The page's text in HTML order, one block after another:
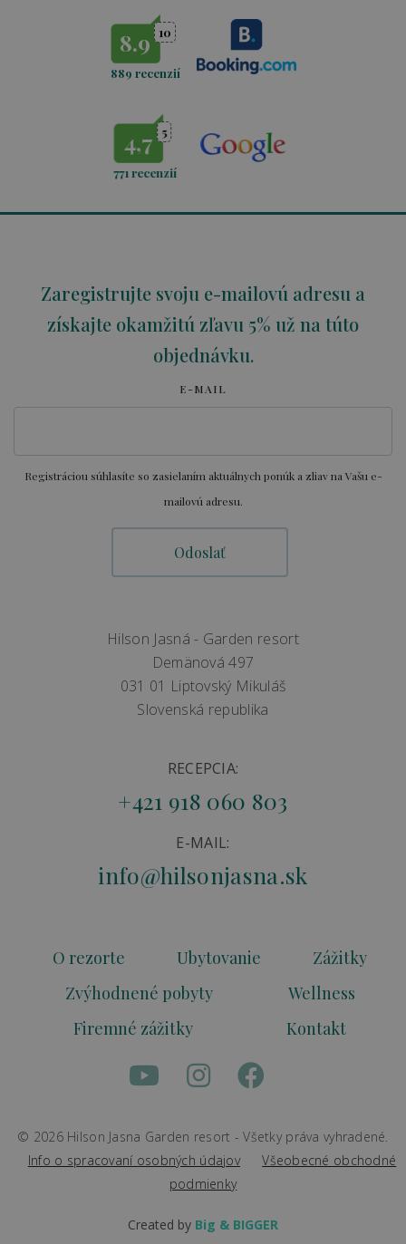
8.9 10
889 recenzií
4,7 5
771 recenzií
Zaregistrujte svoju e-mailovú adresu a
získajte okamžitú zľavu 5% už na túto
objednávku.
E-MAIL
Registráciou súhlasíte so zasielaním aktuálnych ponúk a zliav na Vašu e-
mailovú adresu.
Hilson Jasná - Garden resort
Demänová 497
031 01 Liptovský Mikuláš
Slovenská republika
RECEPCIA:
+421 918 060 803
E-MAIL:
info@hilsonjasna.sk
O rezorte Ubytovanie
Zážitky
Zvýhodnené pobyty
Wellness
Firemné zážitky
Kontakt
© 2026 Hilson Jasna Garden resort - Všetky práva vyhradené.
Info o spracovaní osobných údajov
Všeobecné obchodné
podmienky
Created by Big & BIGGER